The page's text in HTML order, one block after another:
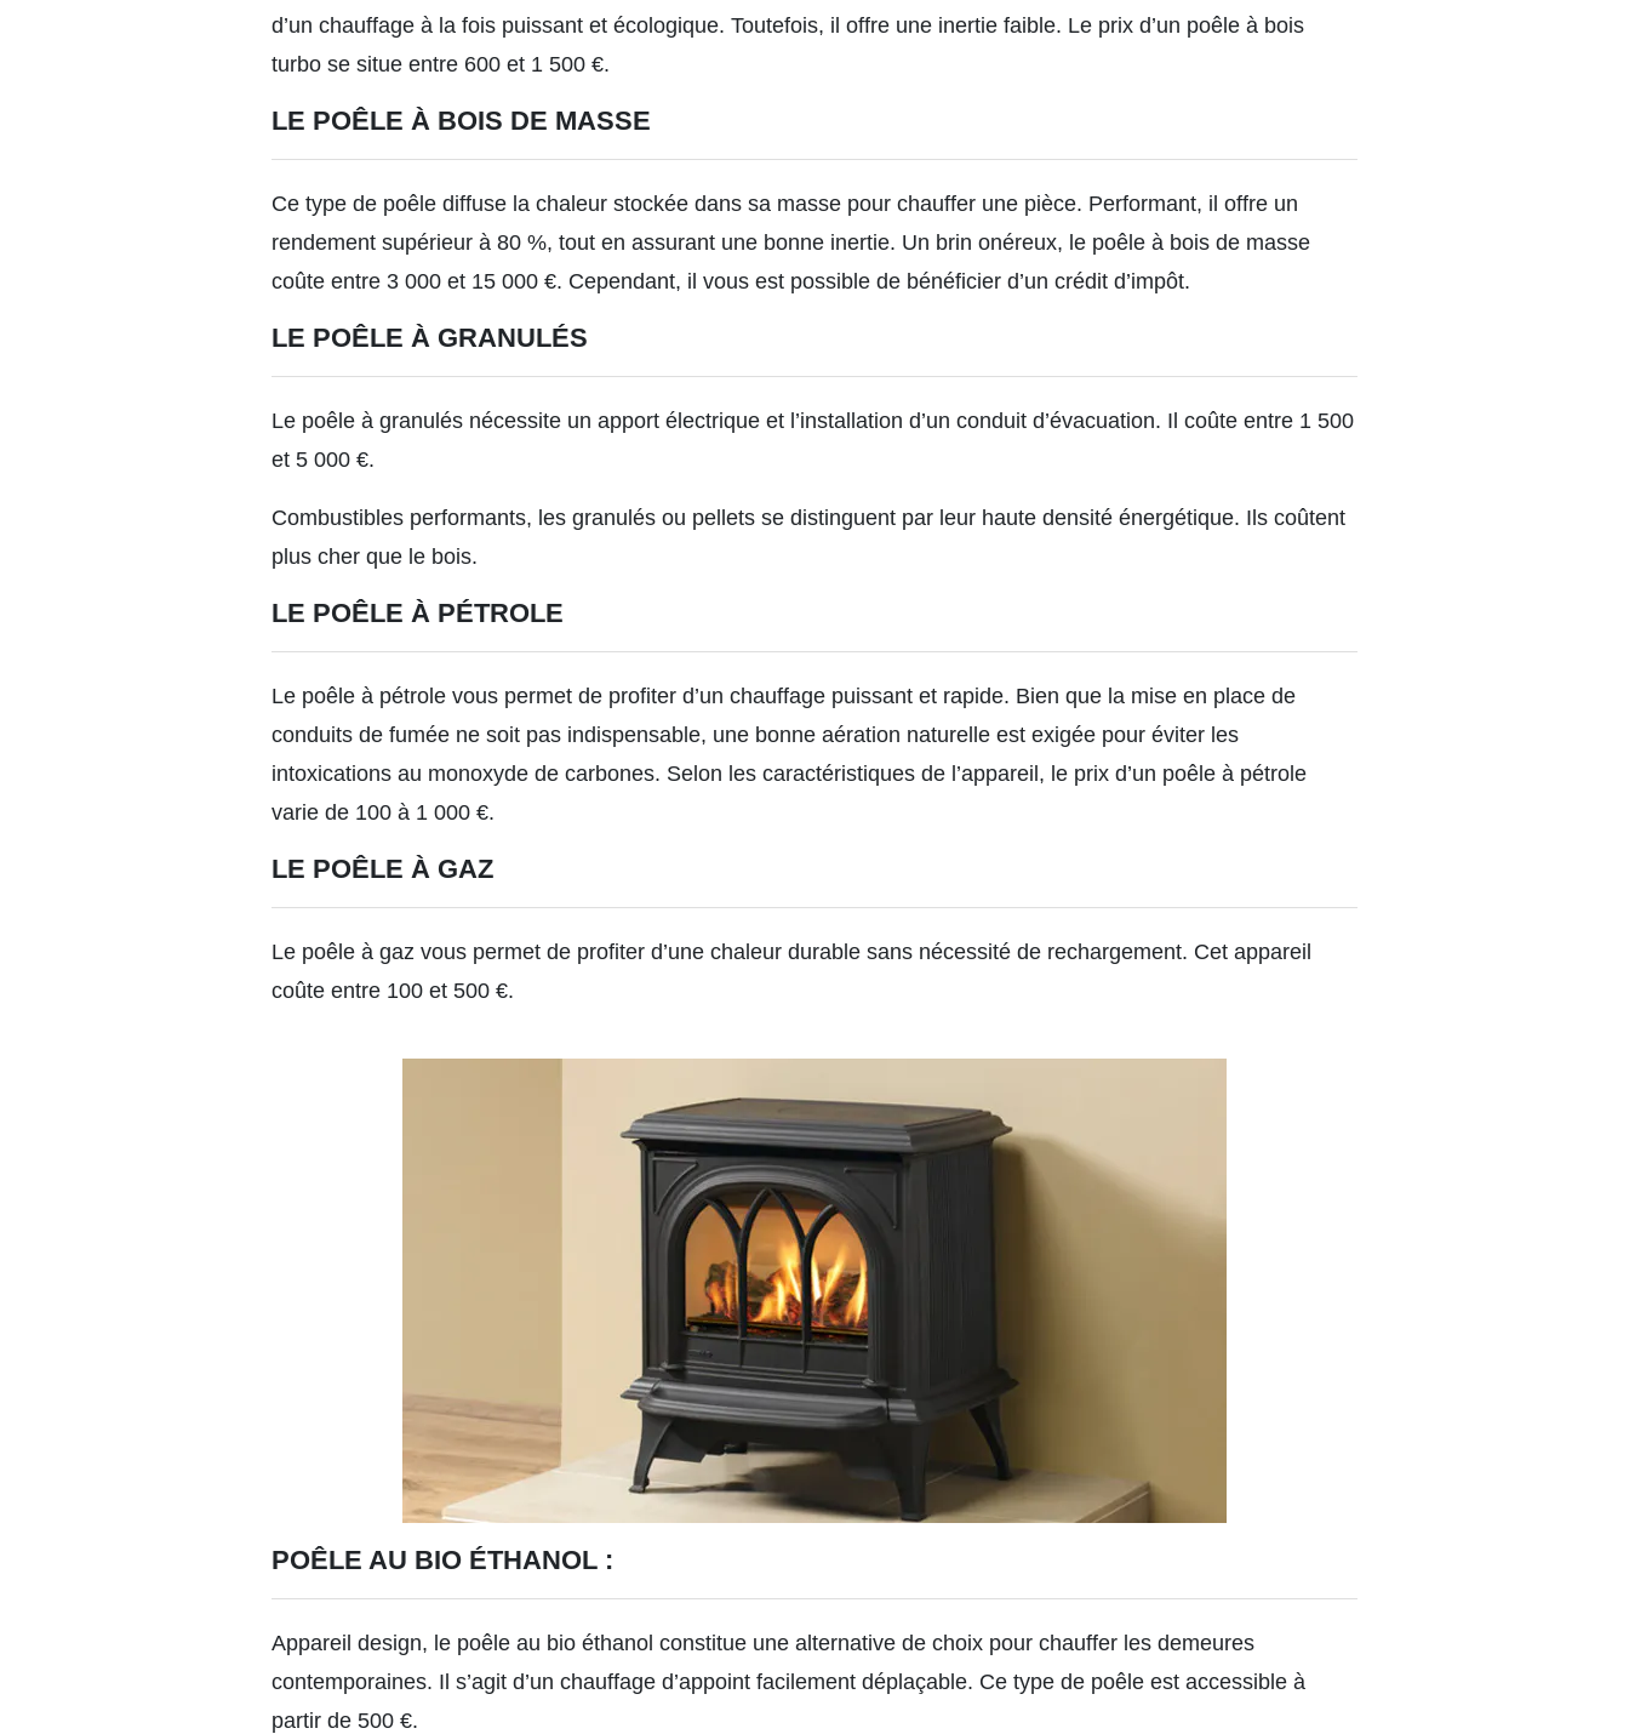
d’un chauffage à la fois puissant et écologique. Toutefois, il offre une inertie faible. Le prix d’un poêle à bois
turbo se situe entre 600 et 1 500 €.
LE POÊLE À BOIS DE MASSE
Ce type de poêle diffuse la chaleur stockée dans sa masse pour chauffer une pièce. Performant, il offre un
rendement supérieur à 80 %, tout en assurant une bonne inertie. Un brin onéreux, le poêle à bois de masse
coûte entre 3 000 et 15 000 €. Cependant, il vous est possible de bénéficier d’un crédit d’impôt.
LE POÊLE À GRANULÉS
Le poêle à granulés nécessite un apport électrique et l’installation d’un conduit d’évacuation. Il coûte entre 1 500
et 5 000 €.
Combustibles performants, les granulés ou pellets se distinguent par leur haute densité énergétique. Ils coûtent
plus cher que le bois.
LE POÊLE À PÉTROLE
Le poêle à pétrole vous permet de profiter d’un chauffage puissant et rapide. Bien que la mise en place de
conduits de fumée ne soit pas indispensable, une bonne aération naturelle est exigée pour éviter les
intoxications au monoxyde de carbones. Selon les caractéristiques de l’appareil, le prix d’un poêle à pétrole
varie de 100 à 1 000 €.
LE POÊLE À GAZ
Le poêle à gaz vous permet de profiter d’une chaleur durable sans nécessité de rechargement. Cet appareil
coûte entre 100 et 500 €.
POÊLE AU BIO ÉTHANOL :
Appareil design, le poêle au bio éthanol constitue une alternative de choix pour chauffer les demeures
contemporaines. Il s’agit d’un chauffage d’appoint facilement déplaçable. Ce type de poêle est accessible à
partir de 500 €.